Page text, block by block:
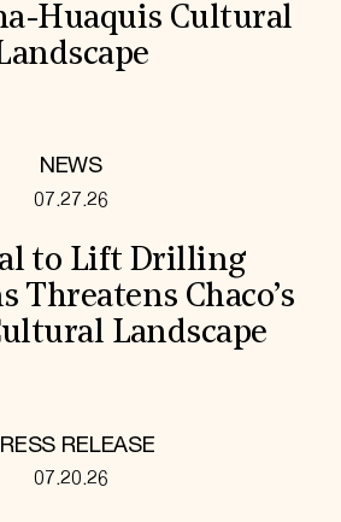
Huaquis Cultural
NEWS
07.27.26
to Lift Drilling
Threatens Chaco’s
Landscape
RELEASE
07.20.26